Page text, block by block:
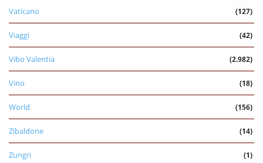
Vaticano (127)
Viaggi (42)
Vibo Valentia (2.982)
Vino (18)
World (156)
Zibaldone (14)
Zungri (1)